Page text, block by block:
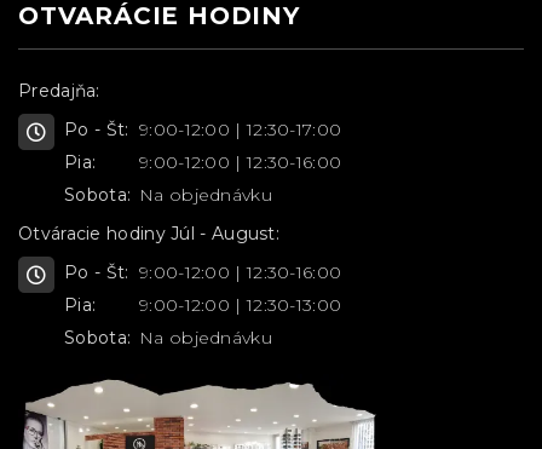
OTVARÁCIE HODINY
Predajňa:
Po - Št: 9:00-12:00 | 12:30-17:00
Pia:
9:00-12:00 | 12:30-16:00
Sobota: Na objednávku
Otváracie hodiny Júl - August:
Po - Št: 9:00-12:00 | 12:30-16:00
Pia:
9:00-12:00 | 12:30-13:00
Sobota: Na objednávku